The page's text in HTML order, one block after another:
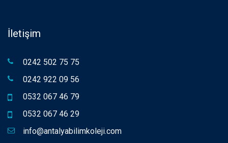
İletişim
0242 502 75 75
0242 922 09 56
0532 067 46 79
0532 067 46 29
info@antalyabilimkoleji.com